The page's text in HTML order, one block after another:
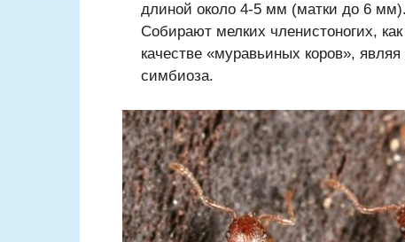
длиной около 4-5 мм (матки до 6 мм).
Собирают мелких членистоногих,
качестве «муравьиных коров»,
симбиоза.